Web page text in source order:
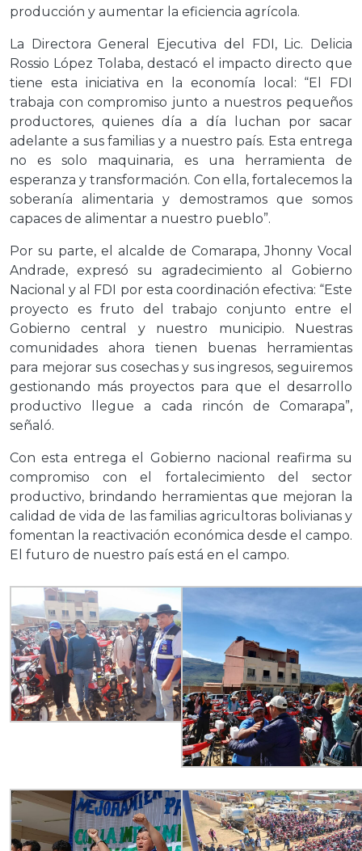
producción y aumentar la eficiencia agrícola.
La Directora General Ejecutiva del FDI, Lic. Delicia
Rossio López Tolaba, destacó el impacto directo que
tiene esta iniciativa en la economía local: “El FDI
trabaja con compromiso junto a nuestros pequeños
productores, quienes día a día luchan por sacar
adelante a sus familias y a nuestro país. Esta entrega
no es solo maquinaria, es una herramienta de
esperanza y transformación. Con ella, fortalecemos la
soberanía alimentaria y demostramos que somos
capaces de alimentar a nuestro pueblo”.
Por su parte, el alcalde de Comarapa, Jhonny Vocal
Andrade, expresó su agradecimiento al Gobierno
Nacional y al FDI por esta coordinación efectiva: “Este
proyecto es fruto del trabajo conjunto entre el
Gobierno central y nuestro municipio. Nuestras
comunidades ahora tienen buenas herramientas
para mejorar sus cosechas y sus ingresos, seguiremos
gestionando más proyectos para que el desarrollo
productivo llegue a cada rincón de Comarapa”,
señaló.
Con esta entrega el Gobierno nacional reafirma su
compromiso con el fortalecimiento del sector
productivo, brindando herramientas que mejoran la
calidad de vida de las familias agricultoras bolivianas y
fomentan la reactivación económica desde el campo.
El futuro de nuestro país está en el campo.